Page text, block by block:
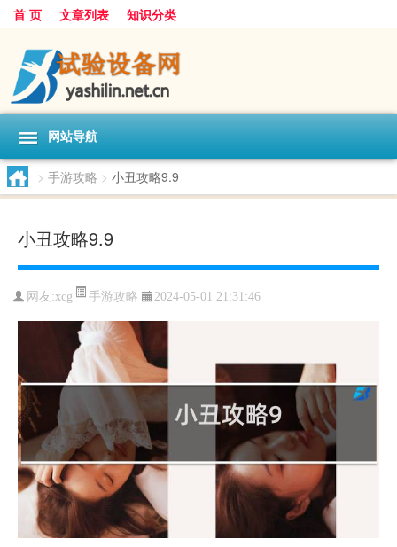
首 页 文章列表 知识分类
网站导航
> 手游攻略 > 小丑攻略9.9
小丑攻略9.9
网友:xcg 手游攻略 2024-05-01 21:31:46